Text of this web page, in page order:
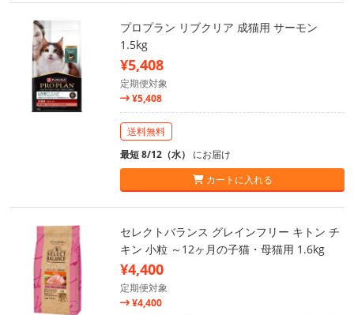
プロプラン リブクリア 成猫用 サーモン
1.5kg
¥5,408
定期便対象
¥5,408
送料無料
最短 8/12（水） にお届け
カートに入れる
セレクトバランス グレインフリー キトン チ
キン 小粒 ～12ヶ月の子猫・母猫用 1.6kg
¥4,400
定期便対象
¥4,400